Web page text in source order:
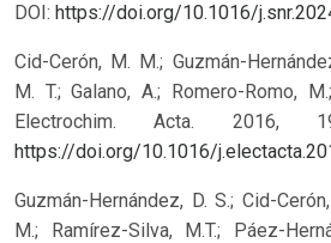
DOI: https://doi.org/10.1016/
Cid-Cerón, M. M.; Guzmán-
M. T.; Galano, A.; Romero-Romo,
Electrochim. Acta. 2016,
https://doi.org/10.1016/
Guzmán-Hernández, D. S.; Cid-
M.; Ramírez-Silva, M.T.; Páez-